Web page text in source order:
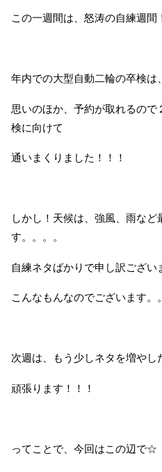
この一週間は、怒涛の自練週間
年内での大型自動二輪の卒検は
思いのほか、予約が取れるの
検に向けて
通いまくりました！！！
しかし！天候は、強風、雨な
す。。。。
自練ネタばかりで申し訳ござ
こんなもんなのでございます。
次週は、もう少しネタを増やし
頑張ります！！！
ってことで、今回はこの辺で☆